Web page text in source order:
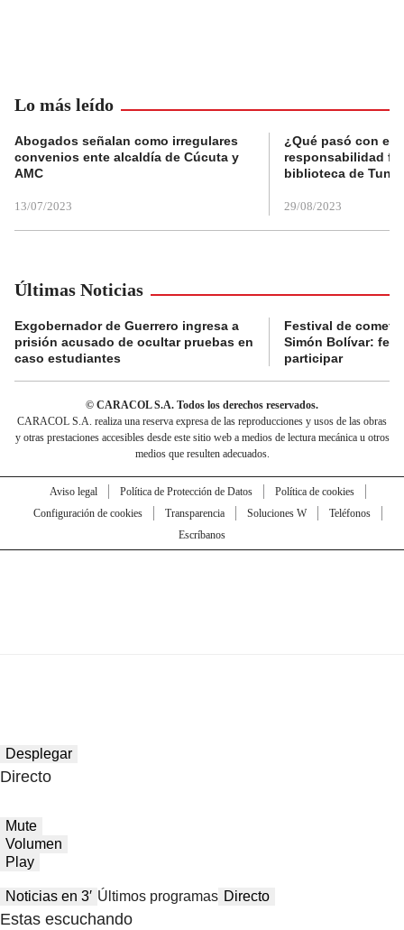
Lo más leído
Abogados señalan como irregulares
convenios ente alcaldía de Cúcuta y
AMC
13/07/2023
¿Qué pasó con el
responsabilidad
biblioteca de
29/08/2023
Últimas Noticias
Exgobernador de Guerrero ingresa a
prisión acusado de ocultar pruebas en
caso estudiantes
Festival de
Simón Bolívar:
participar
© CARACOL S.A. Todos los derechos reservados.
CARACOL S.A. realiza una reserva expresa de las reproducciones y usos de las obras
y otras prestaciones accesibles desde este sitio web a medios de lectura mecánica u otros
medios que resulten adecuados.
Aviso legal Política de Protección de Datos
Política de cookies
Configuración de cookies
Transparencia Soluciones W
Teléfonos
Escríbanos
Desplegar
Directo
Mute
Volumen
Play
Noticias en 3′ Últimos programas Directo
Estas escuchando